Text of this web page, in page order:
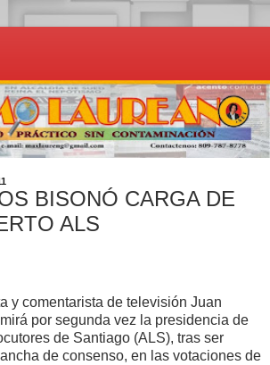
BISONÓ CARGA DE
ALS
y comentarista de televisión Juan
por segunda vez la presidencia de
de Santiago (ALS), tras ser
de consenso, en las votaciones de